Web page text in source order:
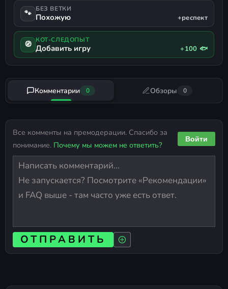
🐾 БЕЗ ВЕТКИ
Похожую +респект
🧭 КОТ-СЛЕДОПЫТ
Добавить игру +100 🐟
Комментарии 0 Обзоры 0
Все комменты на премодерации. Спасибо за
понимание. Почему мы можем не ответить?
Войти
ОТПРАВИТЬ